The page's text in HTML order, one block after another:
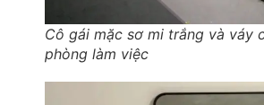
Cô gái mặc sơ mi trắng và váy
phòng làm việc